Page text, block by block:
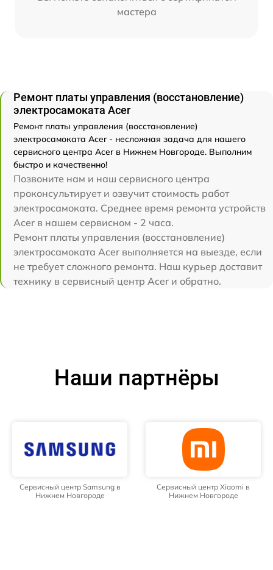
мастера
Ремонт платы управления (восстановление)
электросамоката Acer
Ремонт платы управления (восстановление)
электросамоката Acer - несложная задача для нашего
сервисного центра Acer в Нижнем Новгороде. Выполним
быстро и качественно!
Позвоните нам и наш сервисного центра
проконсультирует и озвучит стоимость работ
электросамоката. Среднее время ремонта устройств
Acer в нашем сервисном - 2 часа.
Ремонт платы управления (восстановление)
электросамоката Acer выполняется на выезде, если
не требует сложного ремонта. Наш курьер доставит
технику в сервисный центр Acer и обратно.
Наши партнёры
Сервисный центр Samsung в
Нижнем Новгороде
Сервисный центр Xiaomi в
Нижнем Новгороде